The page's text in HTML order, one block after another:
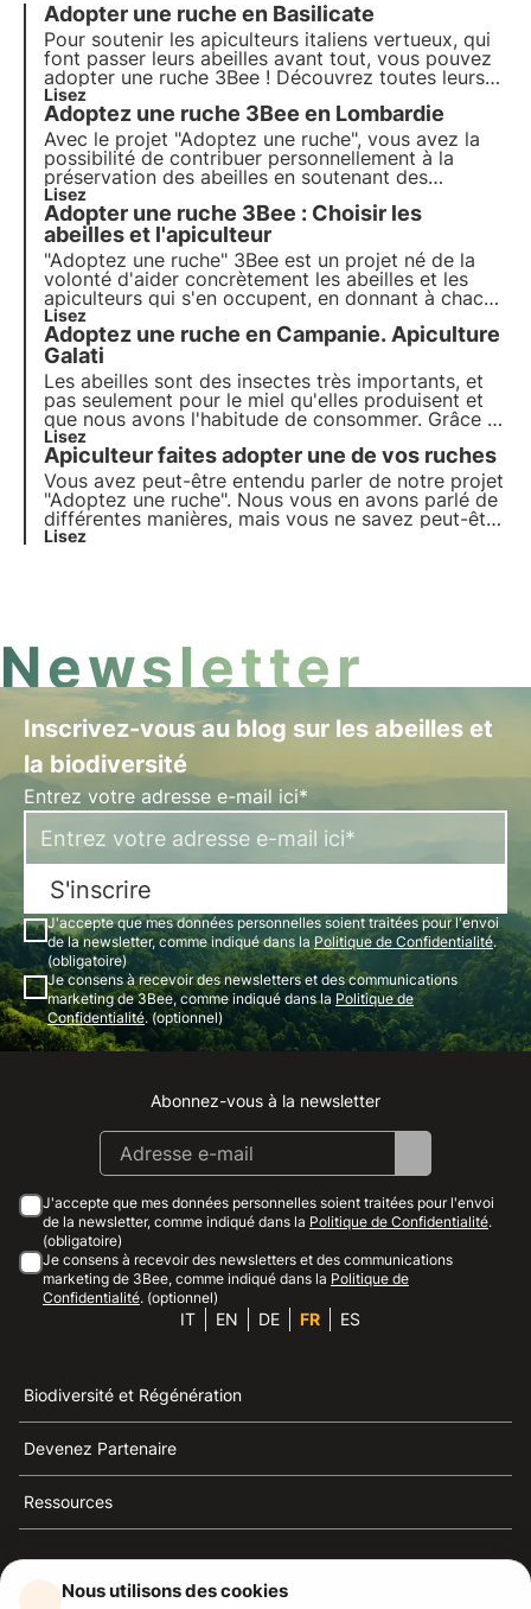
Adopter une ruche en Basilicate
Pour soutenir les apiculteurs italiens vertueux, qui
font passer leurs abeilles avant tout, vous pouvez
adopter une ruche 3Bee ! Découvrez toutes leurs
caractéristiques avec 3Bee. Aujourd'hui, nous nous
envolons pour la Basilicate, une région incroyable
qui se distingue par sa riche production de miel.
Lisez
Adoptez une ruche 3Bee en Lombardie
Avec le projet "Adoptez une ruche", vous avez la
possibilité de contribuer personnellement à la
préservation des abeilles en soutenant des
apiculteurs italiens vertueux, tels que Borgo Il
Mezzanino. Ces apiculteurs utilisent les systèmes
3Bee pour surveiller leurs ruches en permanence.
Lisez
Adopter une ruche 3Bee : Choisir les
abeilles et l'apiculteur
"Adoptez une ruche" 3Bee est un projet né de la
volonté d'aider concrètement les abeilles et les
apiculteurs qui s'en occupent, en donnant à chacun
la possibilité de se rapprocher du monde de ces
incroyables pollinisateurs. Découvrez comment
vous pouvez soutenir les apiculteurs et adopter
des petites abeilles.
Lisez
Adoptez une ruche en Campanie. Apiculture
Galati
Les abeilles sont des insectes très importants, et
pas seulement pour le miel qu'elles produisent et
que nous avons l'habitude de consommer. Grâce à
un intérêt croissant, nous apprenons à les
connaître et sommes de plus en plus conscients
des problèmes auxquels elles et leurs apiculteurs
doivent faire face quotidiennement.
Lisez
Apiculteur faites adopter une de vos ruches
Vous avez peut-être entendu parler de notre projet
"Adoptez une ruche". Nous vous en avons parlé de
différentes manières, mais vous ne savez peut-être
pas comment vous, l'apiculteur, pouvez y
Lisez
Newsletter
Inscrivez-vous au blog sur les abeilles et
la biodiversité
Entrez votre adresse e-mail ici*
S'inscrire
J'accepte que mes données personnelles soient traitées pour l'envoi
de la newsletter, comme indiqué dans la Politique de Confidentialité.
(obligatoire)
Je consens à recevoir des newsletters et des communications
marketing de 3Bee, comme indiqué dans la Politique de
Confidentialité. (optionnel)
Instagram
Facebook
Linkedin
Youtube
Abonnez-vous à la newsletter
J'accepte que mes données personnelles soient traitées pour l'envoi
de la newsletter, comme indiqué dans la Politique de Confidentialité.
(obligatoire)
Je consens à recevoir des newsletters et des communications
marketing de 3Bee, comme indiqué dans la Politique de
Confidentialité. (optionnel)
IT EN DE FR ES
Biodiversité et Régénération
Devenez Partenaire
Ressources
Nous utilisons des cookies